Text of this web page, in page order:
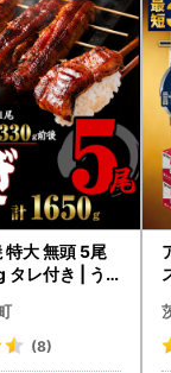
特大 無頭 5尾
タレ付き | う
(8)